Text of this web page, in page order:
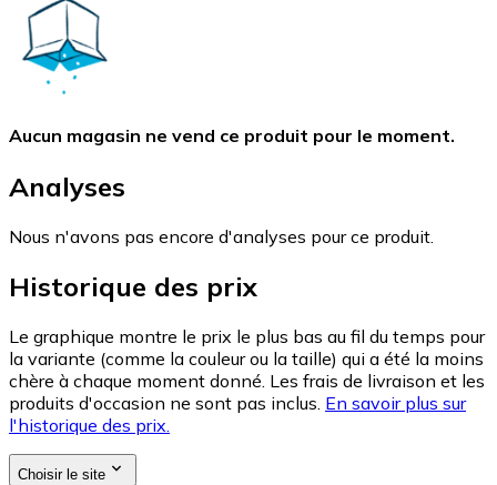
Aucun magasin ne vend ce produit pour le moment.
Analyses
Nous n'avons pas encore d'analyses pour ce produit.
Historique des prix
Le graphique montre le prix le plus bas au fil du temps pour
la variante (comme la couleur ou la taille) qui a été la moins
chère à chaque moment donné. Les frais de livraison et les
produits d'occasion ne sont pas inclus. En savoir plus sur
l'historique des prix.
Choisir le site